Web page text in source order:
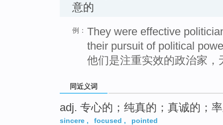
意的
例： They were effective
their pursuit of political
他们是注重实效的政治家
同近义词
adj. 专心的；纯真的；真诚的；
sincere , focused , pointed